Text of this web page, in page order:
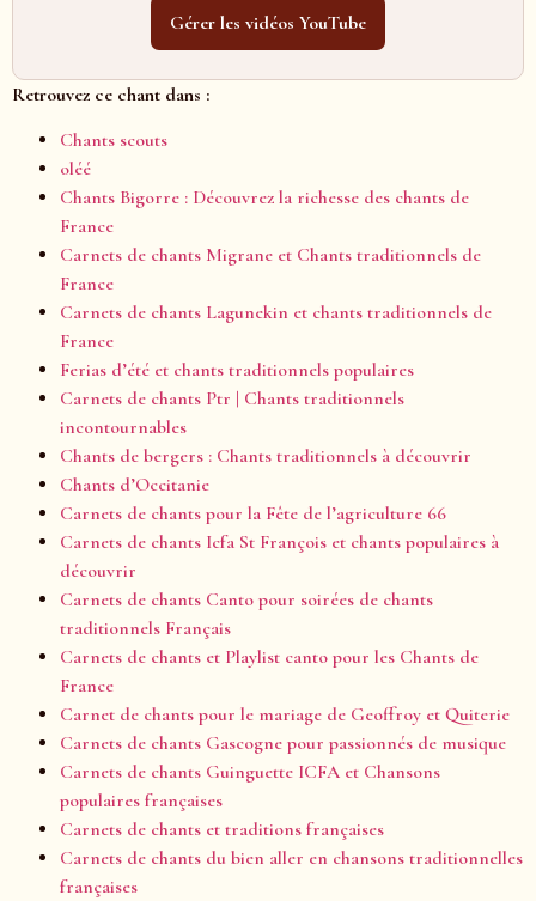
Gérer les vidéos YouTube
Retrouvez ce chant dans :
Chants scouts
oléé
Chants Bigorre : Découvrez la richesse des chants de
France
Carnets de chants Migrane et Chants traditionnels de
France
Carnets de chants Lagunekin et chants traditionnels de
France
Ferias d’été et chants traditionnels populaires
Carnets de chants Ptr | Chants traditionnels
incontournables
Chants de bergers : Chants traditionnels à découvrir
Chants d’Occitanie
Carnets de chants pour la Fête de l’agriculture 66
Carnets de chants Icfa St François et chants populaires à
découvrir
Carnets de chants Canto pour soirées de chants
traditionnels Français
Carnets de chants et Playlist canto pour les Chants de
France
Carnet de chants pour le mariage de Geoffroy et Quiterie
Carnets de chants Gascogne pour passionnés de musique
Carnets de chants Guinguette ICFA et Chansons
populaires françaises
Carnets de chants et traditions françaises
Carnets de chants du bien aller en chansons traditionnelles
françaises